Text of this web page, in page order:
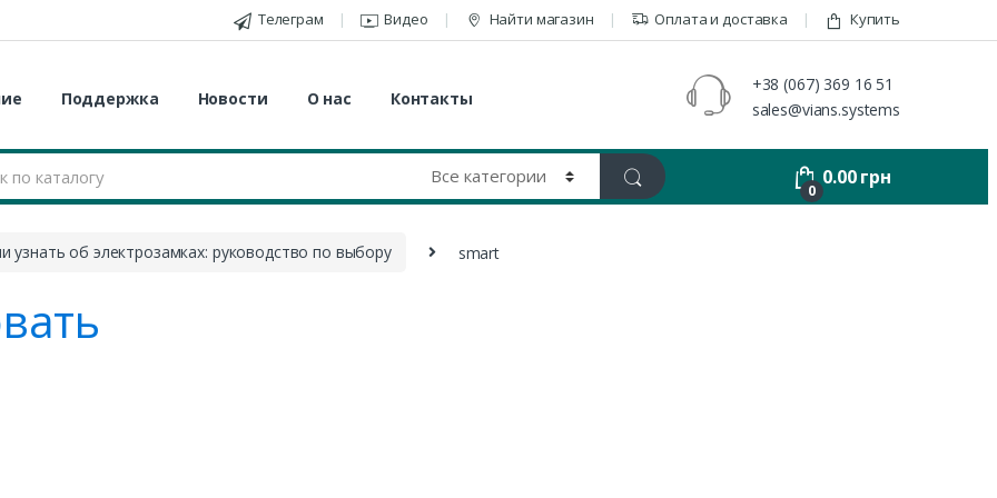
Телеграм Видео Найти магазин Оплата и доставка Купить
Поддержка Новости О нас Контакты
+38 (067) 369 16 51
sales@vians.systems
0
0.00грн
узнать об электрозамках: руководство по выбору smart